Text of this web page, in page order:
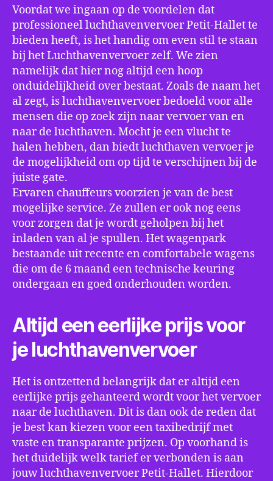
Voordat we ingaan op de voordelen dat
professioneel luchthavenvervoer Petit-Hallet te
bieden heeft, is het handig om even stil te staan
bij het Luchthavenvervoer zelf. We zien
namelijk dat hier nog altijd een hoop
onduidelijkheid over bestaat. Zoals de naam het
al zegt, is luchthavenvervoer bedoeld voor alle
mensen die op zoek zijn naar vervoer van en
naar de luchthaven. Mocht je een vlucht te
halen hebben, dan biedt luchthaven vervoer je
de mogelijkheid om op tijd te verschijnen bij de
juiste gate.
Ervaren chauffeurs voorzien je van de best
mogelijke service. Ze zullen er ook nog eens
voor zorgen dat je wordt geholpen bij het
inladen van al je spullen. Het wagenpark
bestaande uit recente en comfortabele wagens
die om de 6 maand een technische keuring
ondergaan en goed onderhouden worden.
Altijd een eerlijke prijs voor
je luchthavenvervoer
Het is ontzettend belangrijk dat er altijd een
eerlijke prijs gehanteerd wordt voor het vervoer
naar de luchthaven. Dit is dan ook de reden dat
je best kan kiezen voor een taxibedrijf met
vaste en transparante prijzen. Op voorhand is
het duidelijk welk tarief er verbonden is aan
jouw luchthavenvervoer Petit-Hallet. Hierdoor